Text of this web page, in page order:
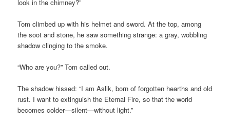
look in the chimney?”
Tom climbed up with his helmet and sword. At the top, among
the soot and stone, he saw something strange: a gray, wobbling
shadow clinging to the smoke.
“Who are you?” Tom called out.
The shadow hissed: “I am Aslik, born of forgotten hearths and old
rust. I want to extinguish the Eternal Fire, so that the world
becomes colder—silent—without light.”